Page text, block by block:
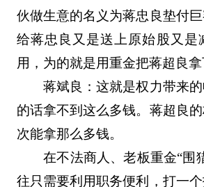
伙做生意的名义为蒋忠良垫付
给蒋忠良又是送上原始股又是
用，为的就是用重金把蒋超良拿
蒋斌良：这就是权力带来
的话拿不到这么多钱。蒋超良
次能拿那么多钱。
在不法商人、老板重金“围
往只需要利用职务便利，打一